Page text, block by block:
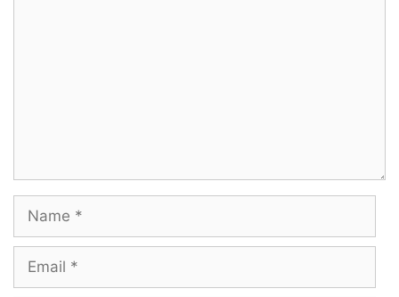
Ninaivirukka Nee Munirukka
Naan Pinnirukka
Ninaivirukka Naan Nizhaladikka
Vedivedikka
Name
Email